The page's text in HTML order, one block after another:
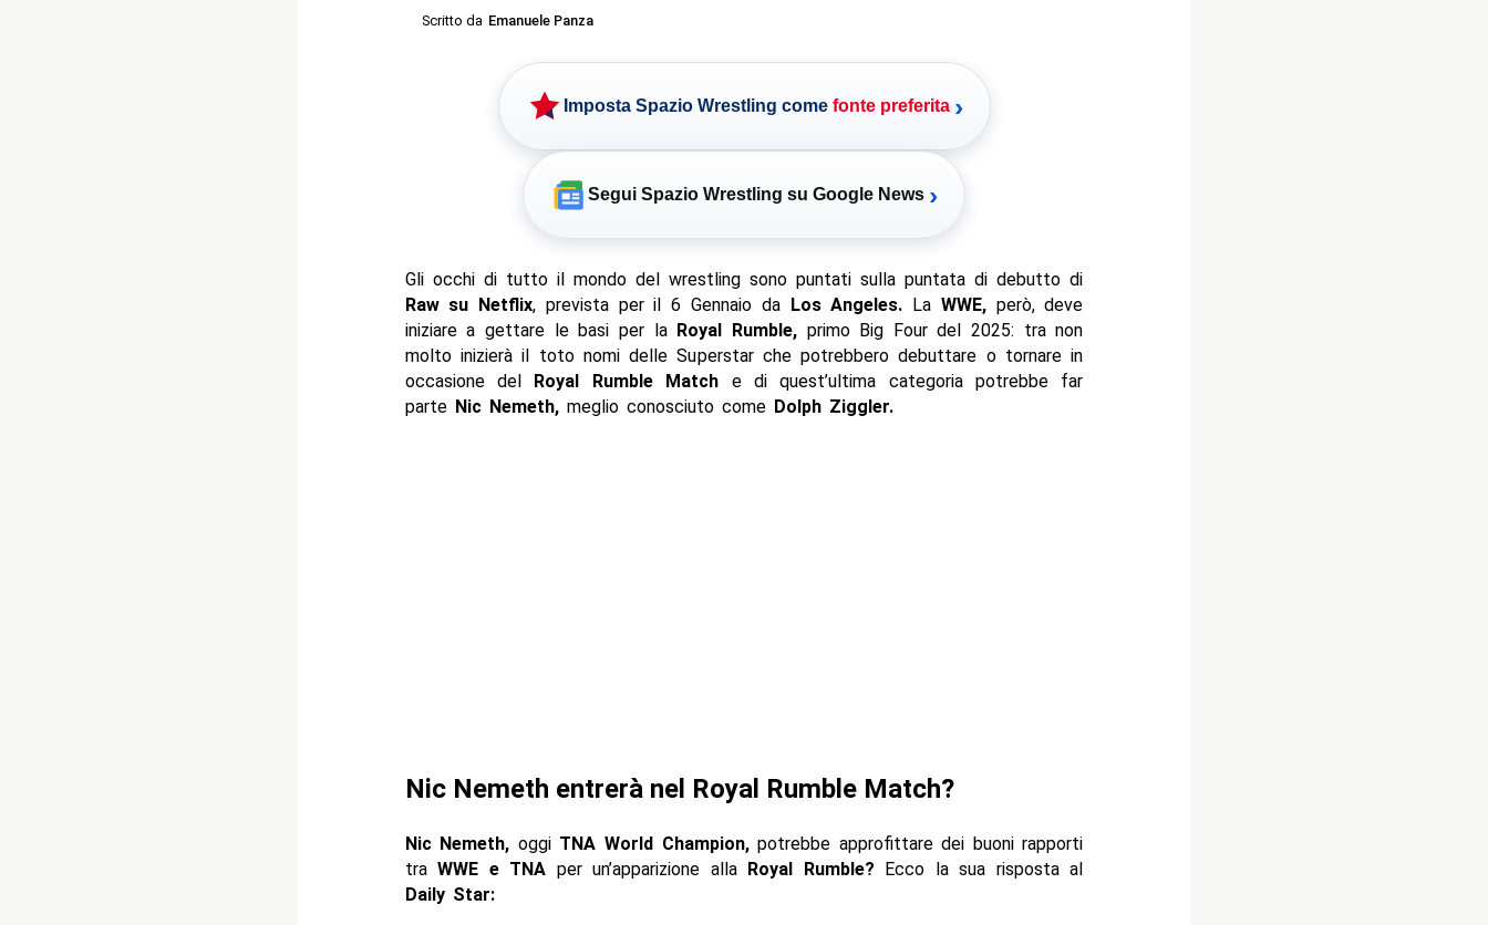
Scritto da Emanuele Panza
Imposta Spazio Wrestling come fonte preferita ›
Segui Spazio Wrestling su Google News ›
Gli occhi di tutto il mondo del wrestling sono puntati sulla puntata di debutto di
Raw su Netflix, prevista per il 6 Gennaio da Los Angeles. La WWE,però, deve
iniziare a gettare le basi per la Royal Rumble,primo Big Four del 2025: tra non
molto inizierà il toto nomi delle Superstar che potrebbero debuttare o tornare in
occasione del Royal Rumble Match e di quest’ultima categoria potrebbe far
parte Nic Nemeth,meglio conosciuto come Dolph Ziggler.
Nic Nemeth entrerà nel Royal Rumble Match?
Nic Nemeth, oggiTNA World Champion,potrebbe approfittare dei buoni rapporti
traWWE e TNA per un’apparizione allaRoyal Rumble? Ecco la sua risposta al
Daily Star: